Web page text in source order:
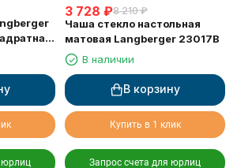
юрлиц
3 728 ₽8 210 ₽
Чаша стекло настольная
матовая Langberger 23017B
В наличии
В корзину
Купить в 1 клик
Запрос счета для юрлиц